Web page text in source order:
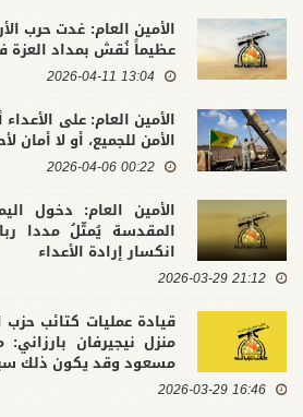
الأمين العام: غدت حرب
عظيماً نُقش بمداد العزة
13:04 2026-04-11
الأمين العام: على
الأمن للجميع، أو لا أمان
00:22 2026-04-06
الأمين العام: دخول
المقدسة يُمثّلُ مددا
انكسار إرادة الأعداء
21:12 2026-03-29
قيادة عمليات كتائب
منزل نيجيرفان
مسعود وقد يكون ذلك
16:46 2026-03-29